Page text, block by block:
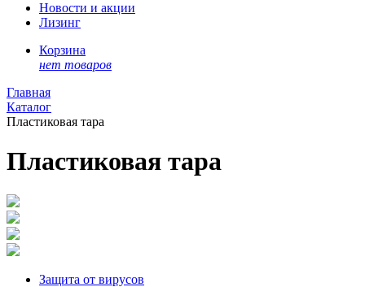
Новости и акции
Лизинг
Корзина
нет товаров
Главная
Каталог
Пластиковая тара
Пластиковая тара
Защита от вирусов